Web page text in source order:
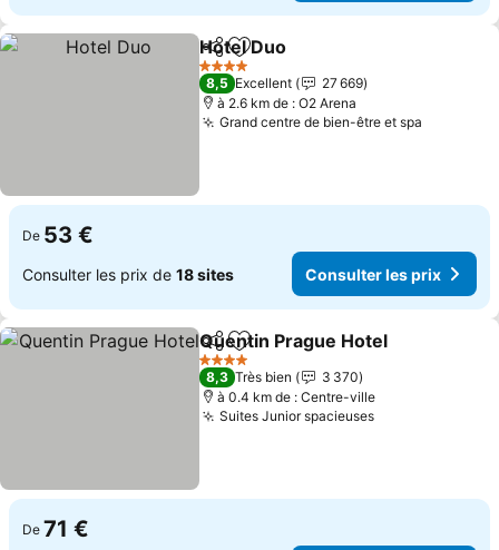
PartagerAjouter à mes favoris
Hotel Duo
4 Étoiles
8,5 Excellent
27 669
à 2.6 km de : O2 Arena
Grand centre de bien-être et spa
De 53 €
Consulter les prix de 18 sites Consulter les prix
PartagerAjouter à mes favoris
Quentin Prague Hotel
4 Étoiles
8,3 Très bien
3 370
à 0.4 km de : Centre-ville
Suites Junior spacieusesConsulter les
De 71 €